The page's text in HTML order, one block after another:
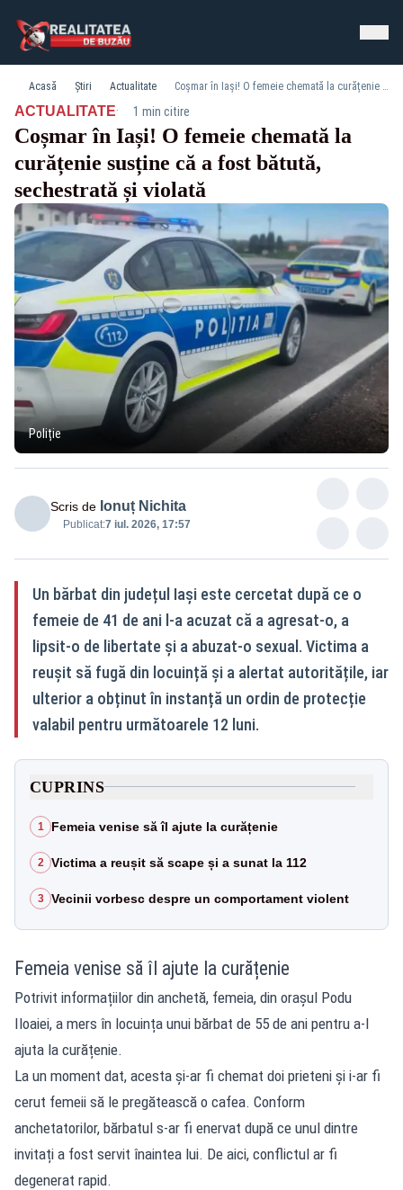
Acasă Știri Actualitate Coșmar în Iași! O femeie chemată la curățenie susține că a fost bătută, sechestrată și violată
ACTUALITATE· 1 min citire
Coșmar în Iași! O femeie chemată la
curățenie susține că a fost bătută,
sechestrată și violată
Poliție
Scris de Ionuț Nichita
Publicat:7 iul. 2026, 17:57
Un bărbat din județul Iași este cercetat după ce o
femeie de 41 de ani l-a acuzat că a agresat-o, a
lipsit-o de libertate și a abuzat-o sexual. Victima a
reușit să fugă din locuință și a alertat autoritățile, iar
ulterior a obținut în instanță un ordin de protecție
valabil pentru următoarele 12 luni.
CUPRINS
1 Femeia venise să îl ajute la curățenie
2 Victima a reușit să scape și a sunat la 112
3 Vecinii vorbesc despre un comportament violent
Femeia venise să îl ajute la curățenie
Potrivit informațiilor din anchetă, femeia, din orașul Podu
Iloaiei, a mers în locuința unui bărbat de 55 de ani pentru a-l
ajuta la curățenie.
La un moment dat, acesta și-ar fi chemat doi prieteni și i-ar fi
cerut femeii să le pregătească o cafea. Conform
anchetatorilor, bărbatul s-ar fi enervat după ce unul dintre
invitați a fost servit înaintea lui. De aici, conflictul ar fi
degenerat rapid.